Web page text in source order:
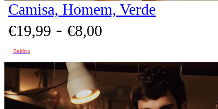
Camisa, Homem, Verde
€19,99 - €8,00
Saldos